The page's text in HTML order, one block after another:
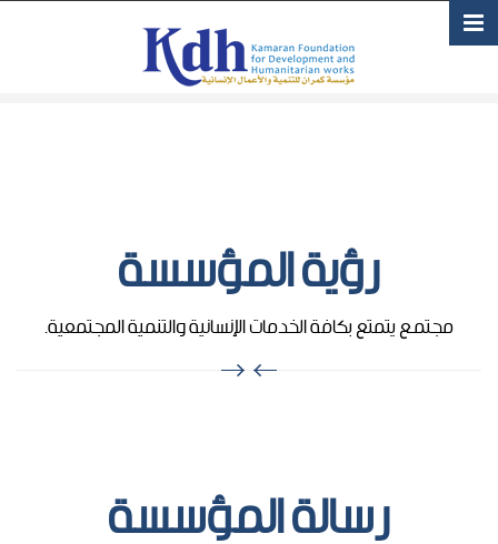
تجاوز إلى المحتوى الرئيسي
رؤية المؤسسة
مجتمـع يتمتع بكافة الخدمات الإنسانية والتنمية المجتمعية.
رسالة المؤسسة